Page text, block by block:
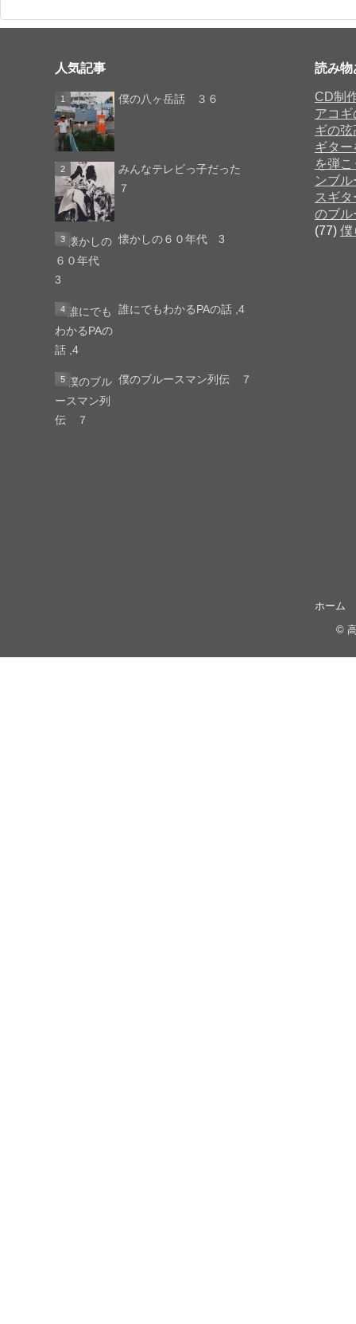
人気記事
僕の八ヶ岳話 ３６
みんなテレビっ子だった
７
懐かしの６０年代 3
誰にでもわかるPAの話 ,4
僕のブルースマン列伝 ７
読み物
CD制
アコ
ギの
ギタ
を弾
ンブ
スギ
のブル
(77) 僕
ホーム
©